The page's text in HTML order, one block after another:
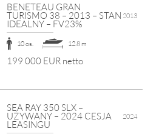
BENETEAU GRAN
TURISMO 38 – 2013 – STAN
IDEALNY – FV23%
2013
10 os. 12.8 m
199 000 EUR netto
SEA RAY 350 SLX –
UŻYWANY – 2024 CESJA
LEASINGU
2024